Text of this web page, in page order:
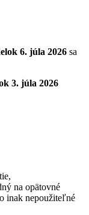
6. júla 2026 sa
3. júla 2026
na opätovné
inak nepoužiteľné